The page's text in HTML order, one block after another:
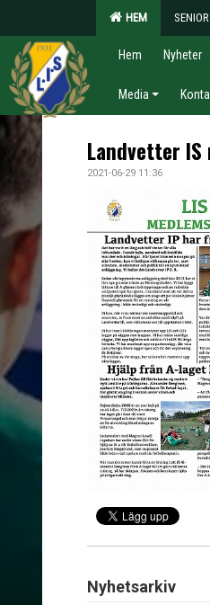
HEM SENIOR
Hem Nyheter
Media
Landvetter IS
2021-06-29 11:36
Nyhetsarkiv